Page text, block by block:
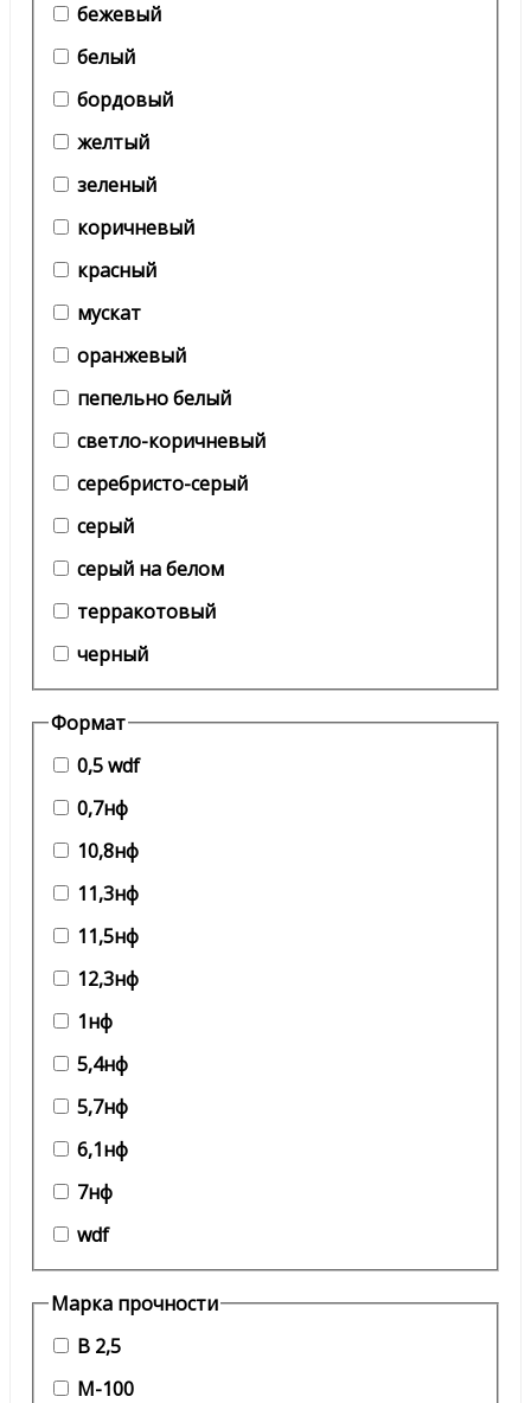
бежевый
белый
бордовый
желтый
зеленый
коричневый
красный
мускат
оранжевый
пепельно белый
светло-коричневый
серебристо-серый
серый
серый на белом
терракотовый
черный
Формат
0,5 wdf
0,7нф
10,8нф
11,3нф
11,5нф
12,3нф
1нф
5,4нф
5,7нф
6,1нф
7нф
wdf
Марка прочности
B 2,5
М-100